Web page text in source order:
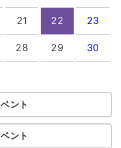
21 22 23
28 29 30
ント
ント